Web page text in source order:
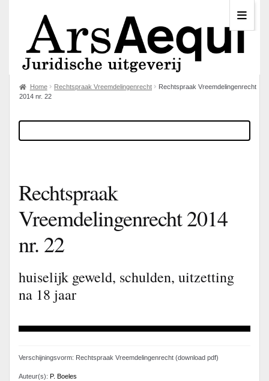
Home Rechtspraak Vreemdelingenrecht
Rechtspraak Vreemdelingenrecht
2014 nr. 22
Rechtspraak
Vreemdelingenrecht 2014
nr. 22
huiselijk geweld, schulden, uitzetting
na 18 jaar
Verschijningsvorm: Rechtspraak Vreemdelingenrecht (download pdf)
Auteur(s): P. Boeles